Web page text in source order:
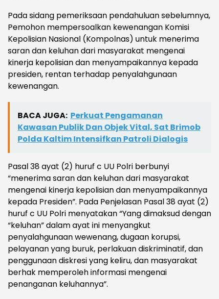
Pada sidang pemeriksaan pendahuluan sebelumnya,
Pemohon mempersoalkan kewenangan Komisi
Kepolisian Nasional (Kompolnas) untuk menerima
saran dan keluhan dari masyarakat mengenai
kinerja kepolisian dan menyampaikannya kepada
presiden, rentan terhadap penyalahgunaan
kewenangan.
BACA JUGA: Perkuat Pengamanan
Kawasan Publik Dan Objek Vital, Sat Brimob
Polda Kaltim Intensifkan Patroli Dialogis
Pasal 38 ayat (2) huruf c UU Polri berbunyi
“menerima saran dan keluhan dari masyarakat
mengenai kinerja kepolisian dan menyampaikannya
kepada Presiden”. Pada Penjelasan Pasal 38 ayat (2)
huruf c UU Polri menyatakan “Yang dimaksud dengan
“keluhan” dalam ayat ini menyangkut
penyalahgunaan wewenang, dugaan korupsi,
pelayanan yang buruk, perlakuan diskriminatif, dan
penggunaan diskresi yang keliru, dan masyarakat
berhak memperoleh informasi mengenai
penanganan keluhannya”.